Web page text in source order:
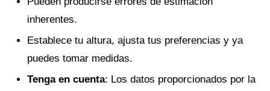
inherentes.
Establece tu altura, ajusta tus preferencias y ya
puedes tomar medidas.
Tenga en cuenta: Los datos proporcionados por la